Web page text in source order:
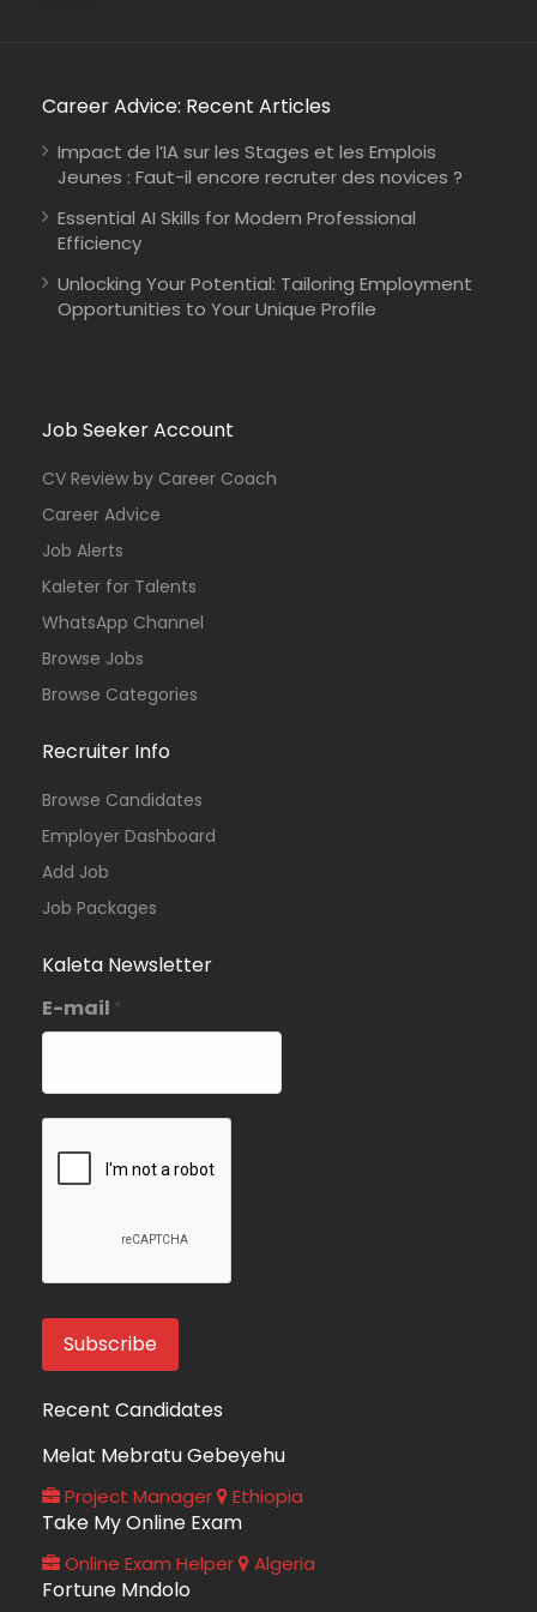
Zambia Christian Blind Mission
Career Advice: Recent Articles
Impact de l’IA sur les Stages et les Emplois
Jeunes : Faut-il encore recruter des novices ?
Essential AI Skills for Modern Professional
Efficiency
Unlocking Your Potential: Tailoring Employment
Opportunities to Your Unique Profile
Job Seeker Account
CV Review by Career Coach
Career Advice
Job Alerts
Kaleter for Talents
WhatsApp Channel
Browse Jobs
Browse Categories
Recruiter Info
Browse Candidates
Employer Dashboard
Add Job
Job Packages
Kaleta Newsletter
E-mail *
Recent Candidates
Melat Mebratu Gebeyehu
Project Manager Ethiopia
Take My Online Exam
Online Exam Helper Algeria
Fortune Mndolo